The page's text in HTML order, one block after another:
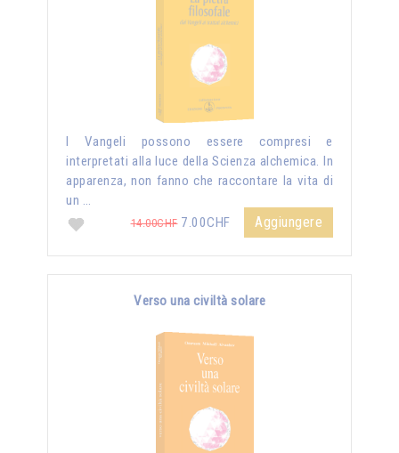
I Vangeli possono essere compresi e
interpretati alla luce della Scienza alchemica. In
apparenza, non fanno che raccontare la vita di
un …
14.00CHF7.00CHF Aggiungere
Verso una civiltà solare